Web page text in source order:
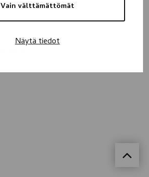
Vain välttämättömät
Näytä tiedot